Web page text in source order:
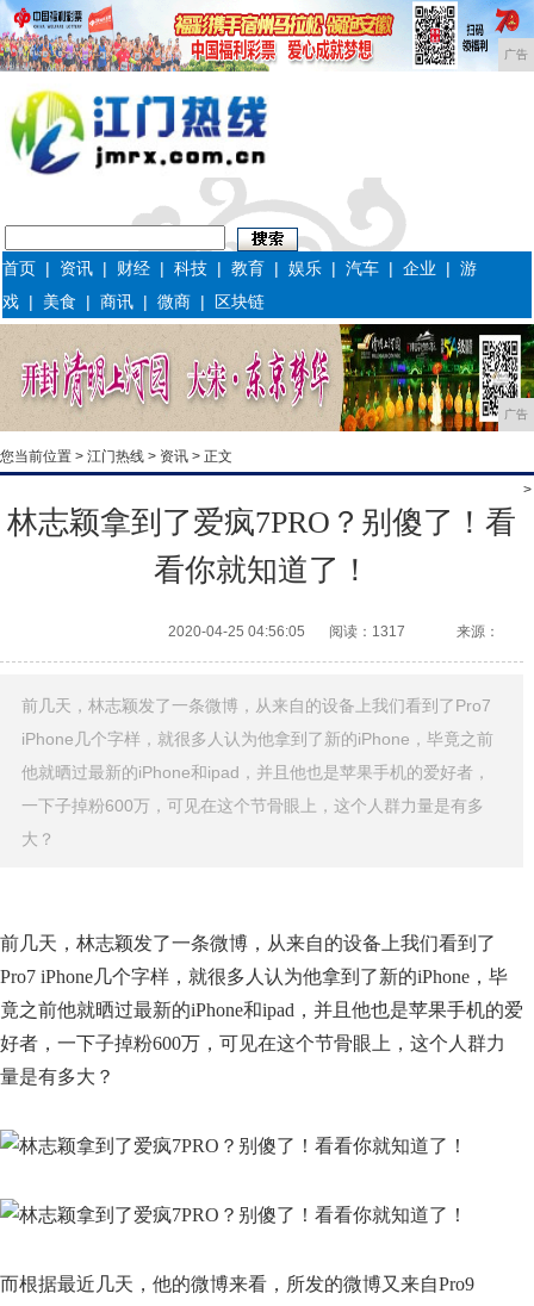
广告
首页 | 资讯 | 财经 |科技 |教育 |娱乐 |汽车 |企业 |游
戏 | 美食 |商讯 |微商 | 区块链
广告
您当前位置 > 江门热线 > 资讯 > 正文
>
林志颖拿到了爱疯7PRO？别傻了！看
看你就知道了！
2020-04-25 04:56:05 阅读：1317 来源：
前几天，林志颖发了一条微博，从来自的设备上我们看到了Pro7
iPhone几个字样，就很多人认为他拿到了新的iPhone，毕竟之前
他就晒过最新的iPhone和ipad，并且他也是苹果手机的爱好者，
一下子掉粉600万，可见在这个节骨眼上，这个人群力量是有多
大？
前几天，林志颖发了一条微博，从来自的设备上我们看到了
Pro7 iPhone几个字样，就很多人认为他拿到了新的iPhone，毕
竟之前他就晒过最新的iPhone和ipad，并且他也是苹果手机的爱
好者，一下子掉粉600万，可见在这个节骨眼上，这个人群力
量是有多大？
而根据最近几天，他的微博来看，所发的微博又来自Pro9